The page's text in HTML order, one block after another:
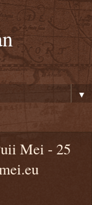
▼
Mei - 25